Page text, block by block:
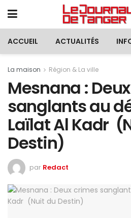
ACCUEIL ACTUALITÉS
La maison Région & La ville
Mesnana :
sanglants au
Laïlat Al Kadr
Destin)
par Redact